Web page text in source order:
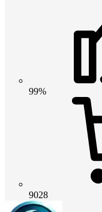
99%
9028